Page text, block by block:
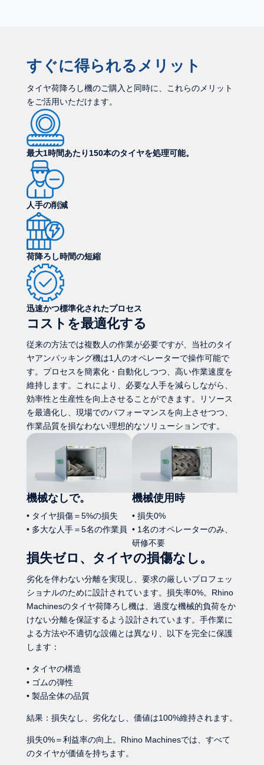
すぐに得られるメリット
タイヤ荷降ろし機のご購入と同時に、これらのメリット
をご活用いただけます。
最大1時間あたり150本のタイヤを処理可能。
人手の削減
荷降ろし時間の短縮
迅速かつ標準化されたプロセス
コストを最適化する
従来の方法では複数人の作業が必要ですが、当社のタイ
ヤアンパッキング機は1人のオペレーターで操作可能で
す。プロセスを簡素化・自動化しつつ、高い作業速度を
維持します。これにより、必要な人手を減らしながら、
効率性と生産性を向上させることができます。リソース
を最適化し、現場でのパフォーマンスを向上させつつ、
作業品質を損なわない理想的なソリューションです。
機械なしで。
• タイヤ損傷＝5%の損失
• 多大な人手＝5名の作業員
機械使用時
• 損失0%
• 1名のオペレーターのみ、
研修不要
損失ゼロ、タイヤの損傷なし。
劣化を伴わない分離を実現し、要求の厳しいプロフェッ
ショナルのために設計されています。損失率0%。Rhino
Machinesのタイヤ荷降ろし機は、過度な機械的負荷をか
けない分離を保証するよう設計されています。手作業に
よる方法や不適切な設備とは異なり、以下を完全に保護
します：
• タイヤの構造
• ゴムの弾性
• 製品全体の品質
結果：損失なし、劣化なし、価値は100%維持されます。
損失0%＝利益率の向上。Rhino Machinesでは、すべて
のタイヤが価値を持ちます。